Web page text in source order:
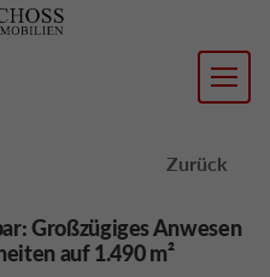
Zurück
Großzügiges Anwesen
auf 1.490 m²